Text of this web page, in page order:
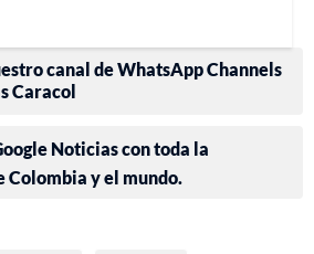
canal de WhatsApp Channels
Caracol
Noticias con toda la
Colombia y el mundo.